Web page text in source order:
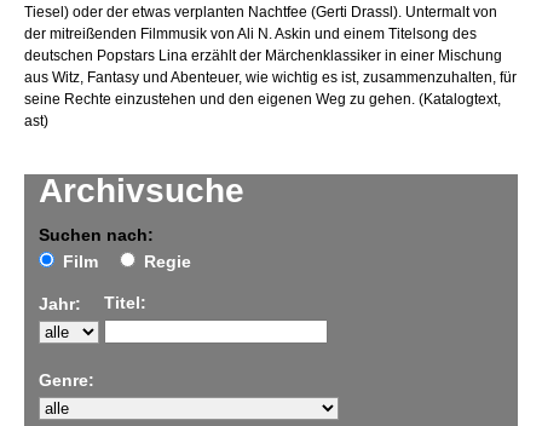
Archivsuche
Suchen nach:
Film
Regie
Jahr: Titel:
Genre:
Tiesel) oder der etwas verplanten Nachtfee (Gerti Drassl). Untermalt von
der mitreißenden Filmmusik von Ali N. Askin und einem Titelsong des
deutschen Popstars Lina erzählt der Märchenklassiker in einer Mischung
aus Witz, Fantasy und Abenteuer, wie wichtig es ist, zusammenzuhalten, für
seine Rechte einzustehen und den eigenen Weg zu gehen. (Katalogtext,
ast)